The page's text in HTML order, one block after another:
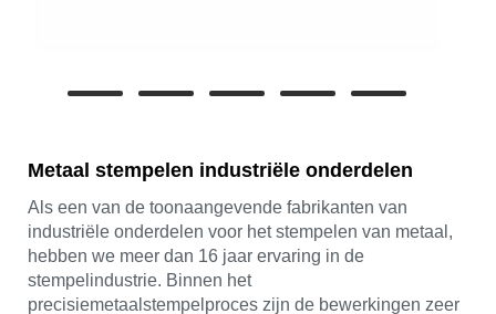
Metaal stempelen industriële onderdelen
Als een van de toonaangevende fabrikanten van
industriële onderdelen voor het stempelen van metaal,
hebben we meer dan 16 jaar ervaring in de
stempelindustrie. Binnen het
precisiemetaalstempelproces zijn de bewerkingen zeer